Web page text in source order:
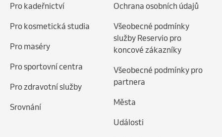
Pro kadeřnictví
Pro kosmetická studia
Pro maséry
Pro sportovní centra
Pro zdravotní služby
Srovnání
Ochrana osobních údajů
Všeobecné podmínky
služby Reservio pro
koncové zákazníky
Všeobecné podmínky pro
partnera
Města
Události